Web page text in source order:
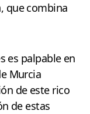
que combina
es palpable en
Murcia
de este rico
de estas